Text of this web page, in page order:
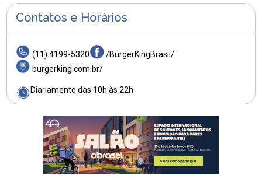
Contatos e Horários
(11) 4199-5320
/BurgerKingBrasil/
burgerking.com.br/
Diariamente das 10h às 22h